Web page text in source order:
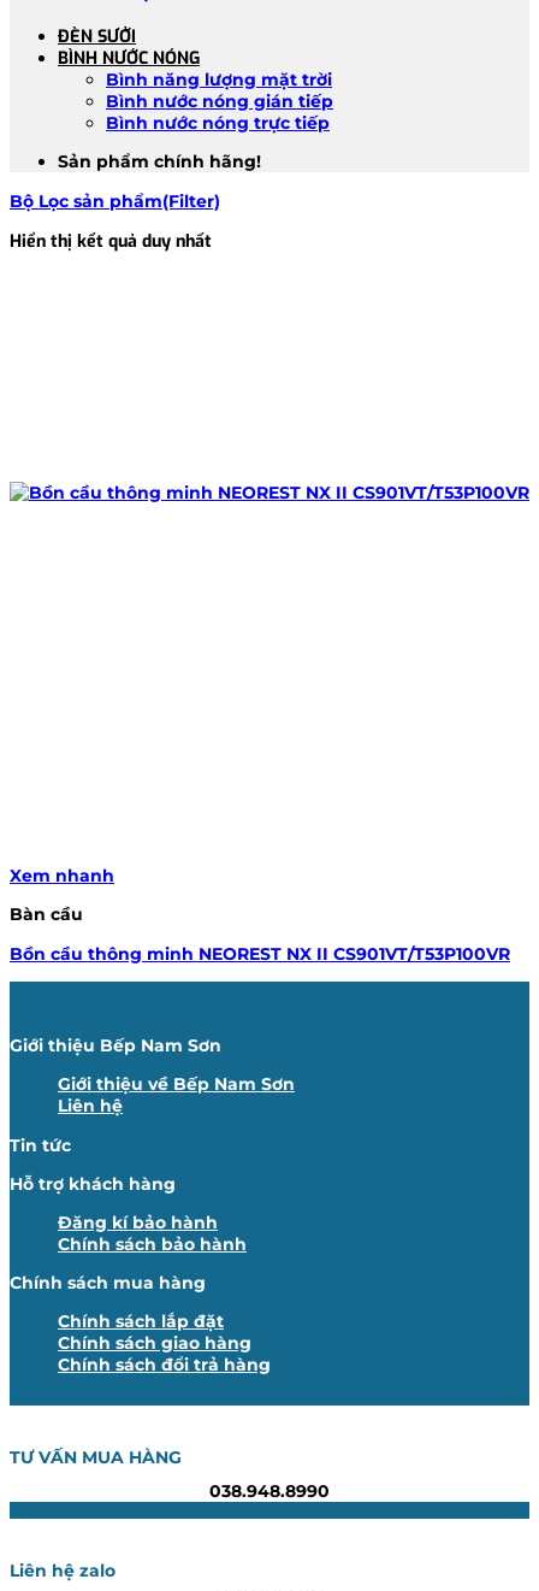
ĐÈN SƯỞI
BÌNH NƯỚC NÓNG
Bình năng lượng mặt trời
Bình nước nóng gián tiếp
Bình nước nóng trực tiếp
Sản phẩm chính hãng!
Bộ Lọc sản phẩm(Filter)
Hiển thị kết quả duy nhất
Xem nhanh
Bàn cầu
Bồn cầu thông minh NEOREST NX II CS901VT/T53P100VR
Giới thiệu Bếp Nam Sơn
Giới thiệu về Bếp Nam Sơn
Liên hệ
Tin tức
Hỗ trợ khách hàng
Đăng kí bảo hành
Chính sách bảo hành
Chính sách mua hàng
Chính sách lắp đặt
Chính sách giao hàng
Chính sách đổi trả hàng
TƯ VẤN MUA HÀNG
038.948.8990
Liên hệ zalo